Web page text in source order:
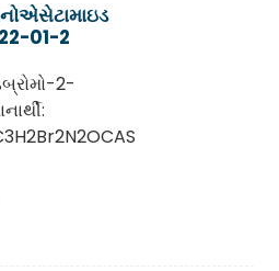
01-2
2-